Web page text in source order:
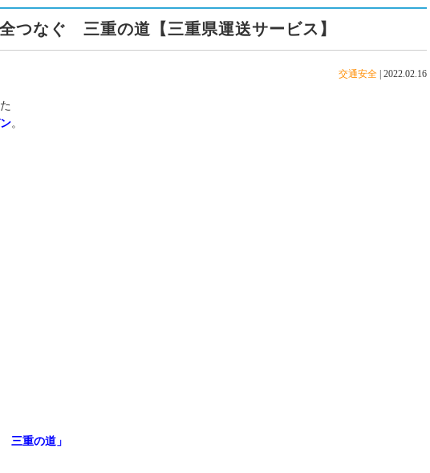
つなぐ 三重の道【三重県運送サービス】
交通安全 2022.02.16
。
三重の道」